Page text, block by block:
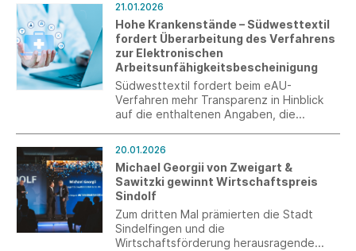
nicht ausgebremst werden.
21.01.2026
Hohe Krankenstände – Südwesttextil
fordert Überarbeitung des Verfahrens
zur Elektronischen
Arbeitsunfähigkeitsbescheinigung
Südwesttextil fordert beim eAU-
Verfahren mehr Transparenz in Hinblick
auf die enthaltenen Angaben, die
Arbeitgeber sowie die Vereinheitlichung
für gesetzlich und privat Versicherte.
20.01.2026
Michael Georgii von Zweigart &
Sawitzki gewinnt Wirtschaftspreis
Sindolf
Zum dritten Mal prämierten die Stadt
Sindelfingen und die
Wirtschaftsförderung herausragende